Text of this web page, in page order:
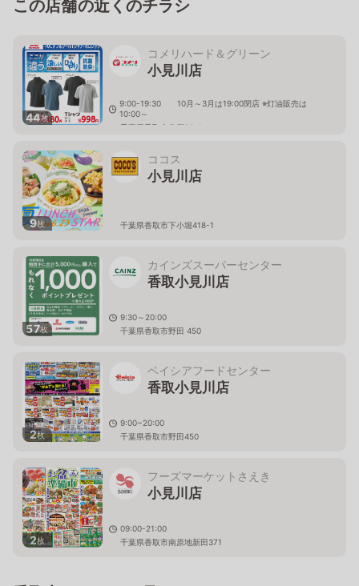
この店舗の近くのチラシ
44枚
コメリハード＆グリーン
小見川店
9:00-19:30 10月～3月は19:00閉店 ※灯油販売は
10:00～
千葉県香取市分郷62-1
9枚
ココス
小見川店
千葉県香取市下小堀418-1
57枚
カインズスーパーセンター
香取小見川店
9:30～20:00
千葉県香取市野田 450
2枚
ベイシアフードセンター
香取小見川店
9:00~20:00
千葉県香取市野田450
2枚
フーズマーケットさえき
小見川店
09:00-21:00
千葉県香取市南原地新田371